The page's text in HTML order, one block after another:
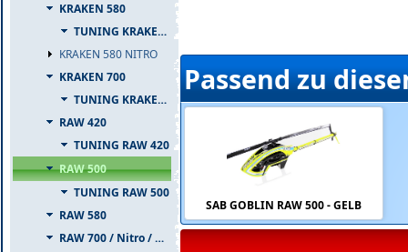
KRAKEN 580
TUNING KRAKEN 580
KRAKEN 580 NITRO
KRAKEN 700
TUNING KRAKEN 700
RAW 420
TUNING RAW 420
RAW 500
TUNING RAW 500
RAW 580
RAW 700 / Nitro / PIUMA
Passend zu
SAB GOBLIN RAW 500 - GELB